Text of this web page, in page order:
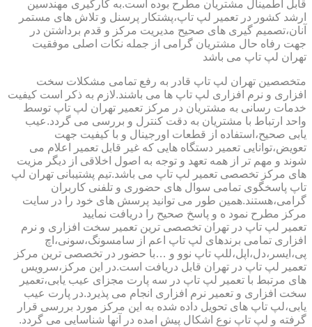
قابل اطمینال مشتریان مطرح بوده است.به کارگیری مهندسین
ارشد کشور در تعمیر لپ تاپ،پشتکار پرسنل و تلاش های مستمر
آنان،تصمیم گیری های صحیح مدیریت مرکز و قدم برداشتن در
جهت رفاه حال مشتریان گرامی از جمله نکات اصلی موفقیت
تهران لپ تاپ می باشد
متخصصین تهران لپ تاپ قادر به رفع تمامی مشکلات سخت
افزاری و نرم افزاری لپ تاپ ها می باشند.لازم به ذکر است کیفیت
خدمات رسانی به مشتریان در مرکز تعمیر تهران لپ تاپ توسط
واحد ارتباط با مشتریان به دقت کنترل و بررسی می گردد.عیب
یابی صحیح،استفاده از قطعات اورجینال و با کیفیت جهت
تعویض،توانایی تعمیر دستگاه هایی که غیر قابل تعمیر اعلام می
شوند و مهم تر از همه تعهد و توجه به اصول اخلاقی از دیگر مزیت
های مرکز تخصصی تعمیر لپ تاپ می باشد.تیم پشتیبانی تهران لپ
تاپ پاسخگوی تمامی سوال های حضوری و تلفنی کاربران
گرامی،هستند.همین طور می توانید پرسش های خود را در سایت
مرکز مطرح نمود ه و پاسخ صحیح را دریافت نمایید
تعمیر لپ تاپ در تهران تخصصی ترین تعمیر سخت افزاری و نرم
افزاری تمامی برندهای لپ تاپ اعم از سامسونگ،سونی،اچ
پی،ایسر،دل،اپل،للپ تاپ نوو و …با حضور در تخصصی ترین مرکز
تعمیر لپ تاپ در تهران قابل دریافت است.در این مرکز،سرویس
های مرتبط با تعمیر لپ تاپ در سه پارت مجزای عیب یابی،تعمیر
سخت افزاری و تعمیر نرم افزاری انجام می پذیرد.در پارت عیب
یابی،لپ تاپ های تحویل داده شده به این مرکز مورد بررسی قرار
گرفته و لپ تاپ نوع اشکال پیش امده در آنها شناسایی می گردد.